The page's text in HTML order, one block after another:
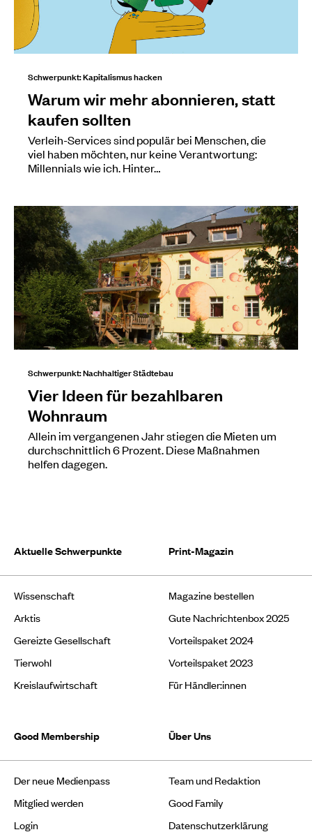
Schwerpunkt: Kapitalismus hacken
Warum wir mehr abonnieren, statt
kaufen sollten
Verleih-Services sind populär bei Menschen, die
viel haben möchten, nur keine Verantwortung:
Millennials wie ich. Hinter…
Schwerpunkt: Nachhaltiger Städtebau
Vier Ideen für bezahlbaren
Wohnraum
Allein im vergangenen Jahr stiegen die Mieten um
durchschnittlich 6 Prozent. Diese Maßnahmen
helfen dagegen.
Aktuelle Schwerpunkte
Wissenschaft
Arktis
Gereizte Gesellschaft
Tierwohl
Kreislaufwirtschaft
Print-Magazin
Magazine bestellen
Gute Nachrichtenbox 2025
Vorteilspaket 2024
Vorteilspaket 2023
Für Händler:innen
Good Membership
Der neue Medienpass
Mitglied werden
Login
Über Uns
Team und Redaktion
Good Family
Datenschutzerklärung